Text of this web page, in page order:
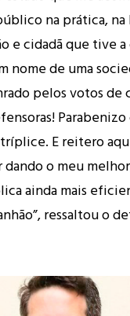
na prática,
e cidadã que tive
nome de uma
pelos votos de
E reitero
o meu
ainda mais
ressaltou o